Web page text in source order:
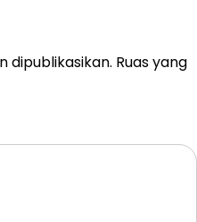
dipublikasikan. Ruas yang